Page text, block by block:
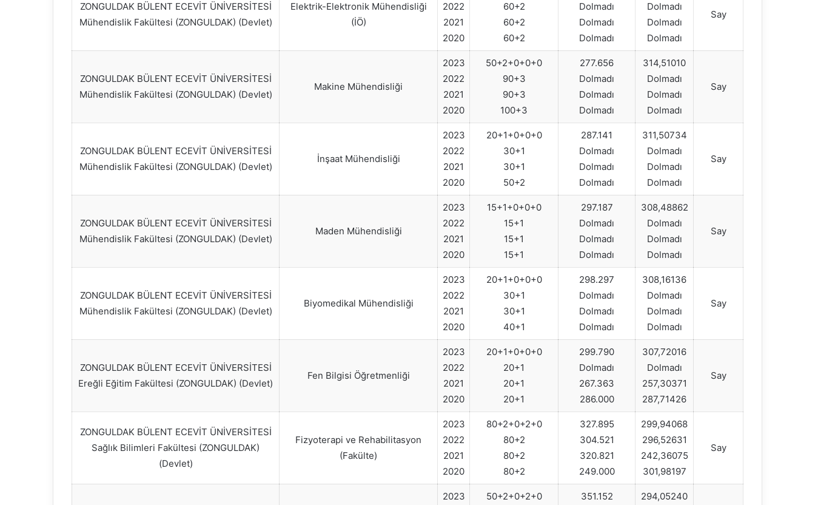
ZONGULDAK BÜLENT ECEVİT ÜNİVERSİTESİ
Mühendislik Fakültesi (ZONGULDAK) (Devlet)
Elektrik-Elektronik Mühendisliği
(İÖ)
2022
2021
2020
60+2
60+2
60+2
Dolmadı
Dolmadı
Dolmadı
Dolmadı
Dolmadı
Dolmadı
Say
ZONGULDAK BÜLENT ECEVİT ÜNİVERSİTESİ
Mühendislik Fakültesi (ZONGULDAK) (Devlet)
Makine Mühendisliği
2023
2022
2021
2020
50+2+0+0+0
90+3
90+3
100+3
277.656
Dolmadı
Dolmadı
Dolmadı
314,51010
Dolmadı
Dolmadı
Dolmadı
Say
ZONGULDAK BÜLENT ECEVİT ÜNİVERSİTESİ
Mühendislik Fakültesi (ZONGULDAK) (Devlet)
İnşaat Mühendisliği
2023
2022
2021
2020
20+1+0+0+0
30+1
30+1
50+2
287.141
Dolmadı
Dolmadı
Dolmadı
311,50734
Dolmadı
Dolmadı
Dolmadı
Say
ZONGULDAK BÜLENT ECEVİT ÜNİVERSİTESİ
Mühendislik Fakültesi (ZONGULDAK) (Devlet)
Maden Mühendisliği
2023
2022
2021
2020
15+1+0+0+0
15+1
15+1
15+1
297.187
Dolmadı
Dolmadı
Dolmadı
308,48862
Dolmadı
Dolmadı
Dolmadı
Say
ZONGULDAK BÜLENT ECEVİT ÜNİVERSİTESİ
Mühendislik Fakültesi (ZONGULDAK) (Devlet)
Biyomedikal Mühendisliği
2023
2022
2021
2020
20+1+0+0+0
30+1
30+1
40+1
298.297
Dolmadı
Dolmadı
Dolmadı
308,16136
Dolmadı
Dolmadı
Dolmadı
Say
ZONGULDAK BÜLENT ECEVİT ÜNİVERSİTESİ
Ereğli Eğitim Fakültesi (ZONGULDAK) (Devlet)
Fen Bilgisi Öğretmenliği
2023
2022
2021
2020
20+1+0+0+0
20+1
20+1
20+1
299.790
Dolmadı
267.363
286.000
307,72016
Dolmadı
257,30371
287,71426
Say
ZONGULDAK BÜLENT ECEVİT ÜNİVERSİTESİ
Sağlık Bilimleri Fakültesi (ZONGULDAK)
(Devlet)
Fizyoterapi ve Rehabilitasyon
(Fakülte)
2023
2022
2021
2020
80+2+0+2+0
80+2
80+2
80+2
327.895
304.521
320.821
249.000
299,94068
296,52631
242,36075
301,98197
Say
2023
50+2+0+2+0
351.152
294,05240